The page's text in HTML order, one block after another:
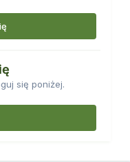
się poniżej.